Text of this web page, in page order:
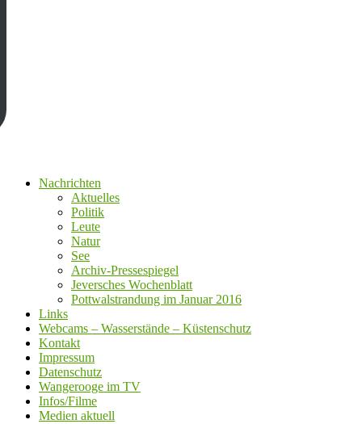
Nachrichten
Aktuelles
Politik
Leute
Natur
See
Archiv-Pressespiegel
Jeversches Wochenblatt
Pottwalstrandung im Januar 2016
Links
Webcams – Wasserstände – Küstenschutz
Kontakt
Impressum
Datenschutz
Wangerooge im TV
Infos/Filme
Medien aktuell